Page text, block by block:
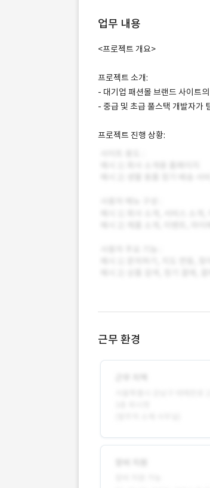
업무 내용
<프로젝트 개요>
프로젝트 소개:
- 대기업 패션몰 브랜드 사이트
- 중급 및 초급 풀스택 개발자가
프로젝트 진행 상황:
근무 환경